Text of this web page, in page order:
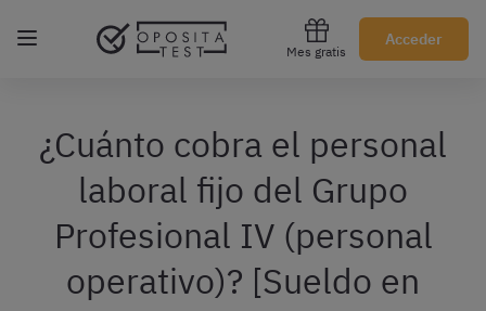
Mes gratis
Acceder
Regístrate gratis
¿Cuánto cobra el personal
laboral fijo del Grupo
Profesional IV (personal
operativo)? [Sueldo en